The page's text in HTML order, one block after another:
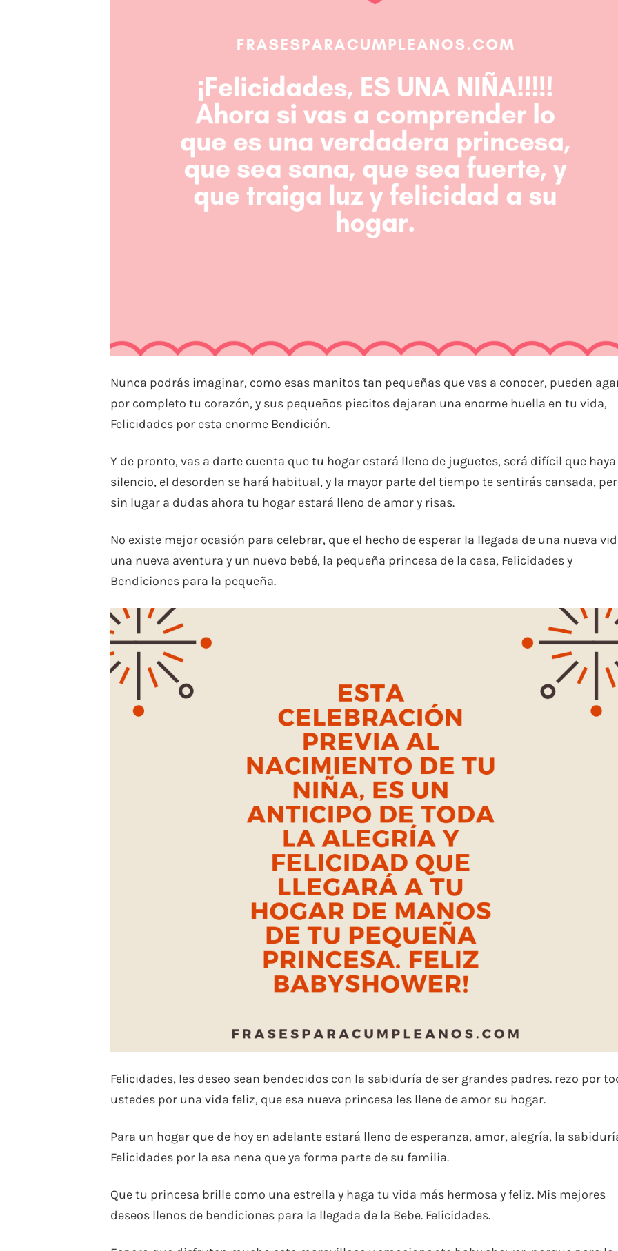
Nunca podrás imaginar, como esas manitos tan pequeñas que vas a conocer, pueden
por completo tu corazón, y sus pequeños piecitos dejaran una enorme huella en tu vida,
Felicidades por esta enorme Bendición.
Y de pronto, vas a darte cuenta que tu hogar estará lleno de juguetes, será difícil que haya
silencio, el desorden se hará habitual, y la mayor parte del tiempo te sentirás cansada,
sin lugar a dudas ahora tu hogar estará lleno de amor y risas.
No existe mejor ocasión para celebrar, que el hecho de esperar la llegada de una nueva
una nueva aventura y un nuevo bebé, la pequeña princesa de la casa, Felicidades y
Bendiciones para la pequeña.
Felicidades, les deseo sean bendecidos con la sabiduría de ser grandes padres. rezo por
ustedes por una vida feliz, que esa nueva princesa les llene de amor su hogar.
Para un hogar que de hoy en adelante estará lleno de esperanza, amor, alegría, la
Felicidades por la esa nena que ya forma parte de su familia.
Que tu princesa brille como una estrella y haga tu vida más hermosa y feliz. Mis mejores
deseos llenos de bendiciones para la llegada de la Bebe. Felicidades.